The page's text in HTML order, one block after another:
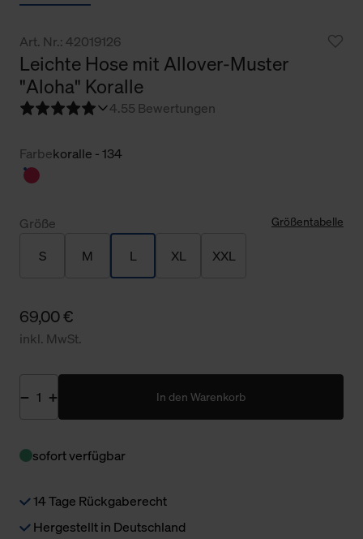
Art. Nr.: 42019126
Leichte Hose mit Allover-Muster
"Aloha" Koralle
4.55 Bewertungen
Farbekoralle - 134
Größe Größentabelle
S M L XL XXL
69,00 €
inkl. MwSt.
In den Warenkorb
sofort verfügbar
14 Tage Rückgaberecht
Hergestellt in Deutschland